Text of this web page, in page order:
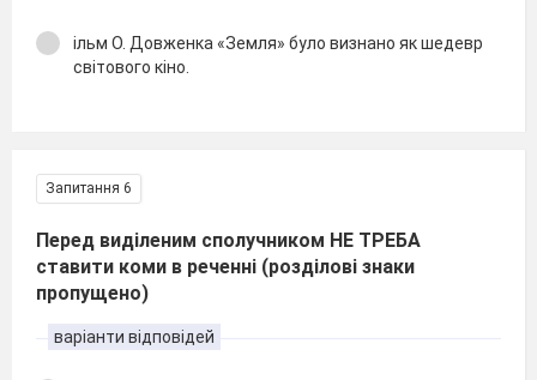
ільм О. Довженка «Земля» було визнано як шедевр
світового кіно.
Запитання 6
Перед виділеним сполучником НЕ ТРЕБА
ставити коми в реченні (розділові знаки
пропущено)
варіанти відповідей